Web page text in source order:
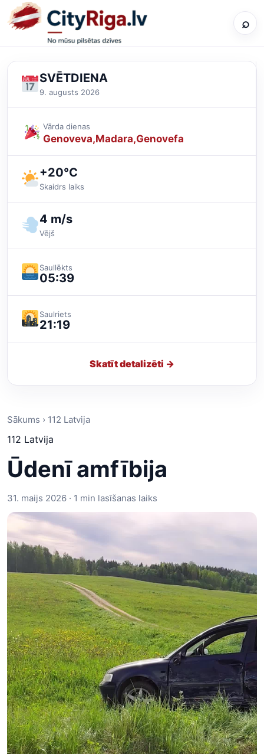
⌕
SVĒTDIENA
9. augusts 2026
Vārda dienas
Genoveva Madara Genovefa
+20°C
Skaidrs laiks
4 m/s
Vējš
Saullēkts
05:39
Saulriets
21:19
Skatīt detalizēti →
Sākums › 112 Latvija
112 Latvija
Ūdenī amfībija
31. maijs 2026 · 1 min lasīšanas laiks